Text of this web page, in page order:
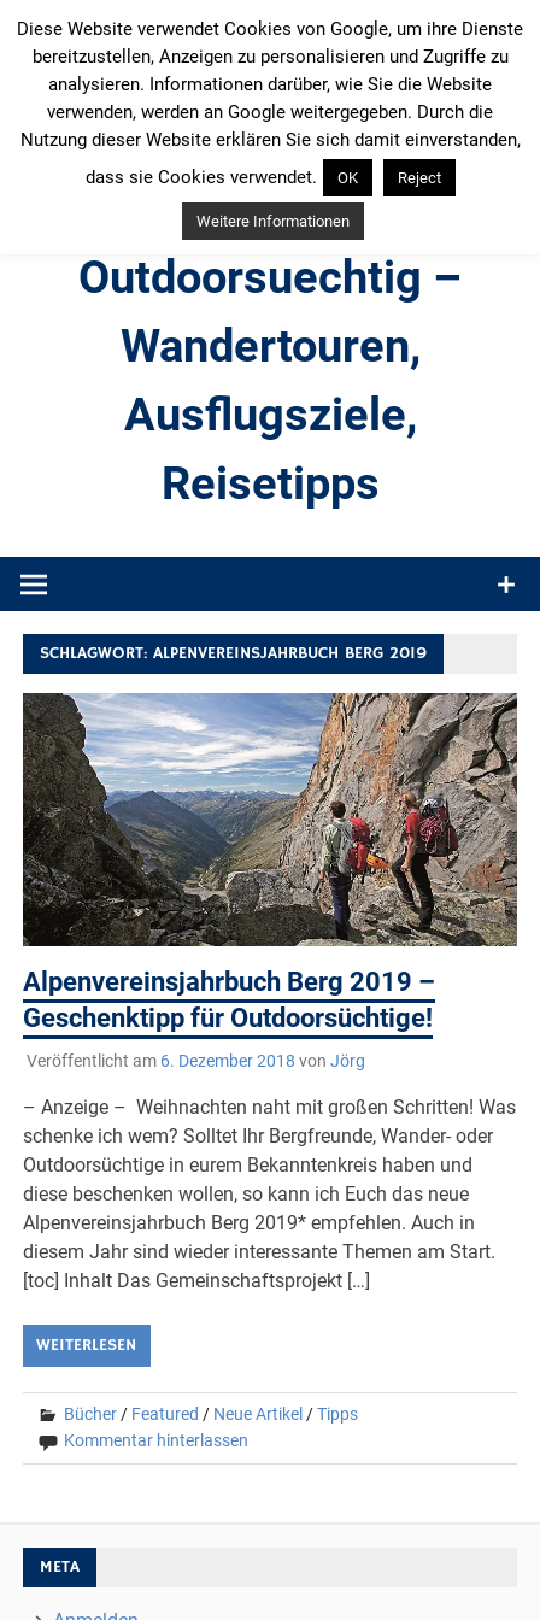
Inhalt
springen
Outdoorsuechtig –
Wandertouren,
Ausflugsziele,
Reisetipps
Produkttests und Buchrezensionen. Ein Blog für alle, die gern
SCHLAGWORT:ALPENVEREINSJAHRBUCH BERG 2019
Alpenvereinsjahrbuch Berg 2019 –
Geschenktipp für Outdoorsüchtige!
Veröffentlicht am 6. Dezember 2018 von Jörg
– Anzeige – Weihnachten naht mit großen Schritten! Was
schenke ich wem? Solltet Ihr Bergfreunde, Wander- oder
Outdoorsüchtige in eurem Bekanntenkreis haben und
diese beschenken wollen, so kann ich Euch das neue
Alpenvereinsjahrbuch Berg 2019* empfehlen. Auch in
diesem Jahr sind wieder interessante Themen am Start.
[toc] Inhalt Das Gemeinschaftsprojekt […]
WEITERLESEN
Bücher / Featured / Neue Artikel /Tipps
Kommentar hinterlassen
META
Diese Website verwendet Cookies von Google, um ihre Dienste
bereitzustellen, Anzeigen zu personalisieren und Zugriffe zu
analysieren. Informationen darüber, wie Sie die Website
verwenden, werden an Google weitergegeben. Durch die
Nutzung dieser Website erklären Sie sich damit einverstanden,
dass sie Cookies verwendet.
OK Reject
Weitere Informationen